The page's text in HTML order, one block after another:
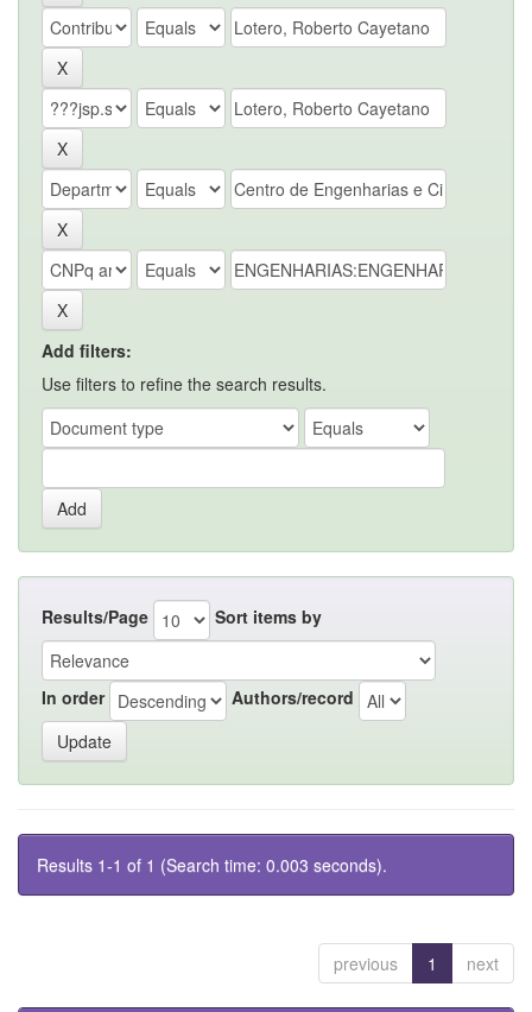
Add filters:
Use filters to refine the search results.
Results/Page Sort items by
In order Authors/record
Results 1-1 of 1 (Search time: 0.003 seconds).
previous 1 next